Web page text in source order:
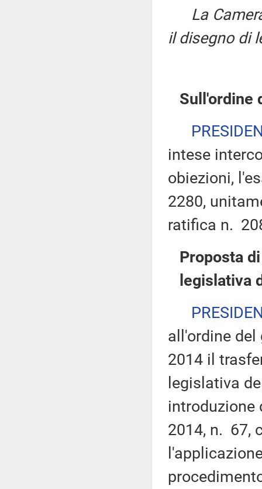
La
il disegno di
Sull'ordine
intese
obiezioni,
2280,
ratifica n.
Proposta
legislativa
all'ordine
2014 il
legislativa
introduzione
2014, n. 67,